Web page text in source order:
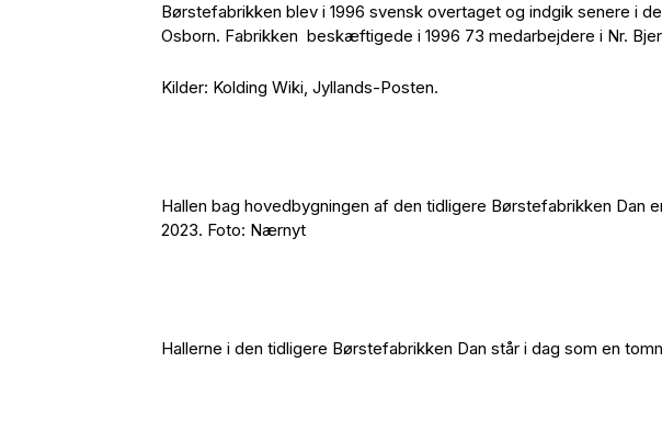
Børstefabrikken blev i 1996 svensk overtaget og indgik senere i
Osborn. Fabrikken beskæftigede i 1996 73 medarbejdere i Nr.
Kilder: Kolding Wiki, Jyllands-Posten.
Hallen bag hovedbygningen af den tidligere Børstefabrikken Dan
2023. Foto: Nærnyt
Hallerne i den tidligere Børstefabrikken Dan står i dag som en